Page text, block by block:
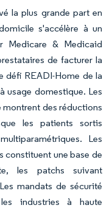
la plus grande part en
s'accélère à un
Medicare & Medicaid
de facturer la
défi READI-Home de la
usage domestique. Les
des réductions
les patients sortis
Les
constituent une base de
les patchs suivant
mandats de sécurité
industries à haute